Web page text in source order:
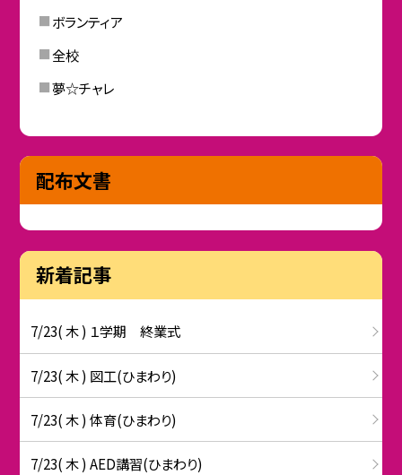
ボランティア
全校
夢☆チャレ
配布文書
新着記事
7/23( 木 ) １学期 終業式
7/23( 木 ) 図工(ひまわり)
7/23( 木 ) 体育(ひまわり)
7/23( 木 ) AED講習(ひまわり)